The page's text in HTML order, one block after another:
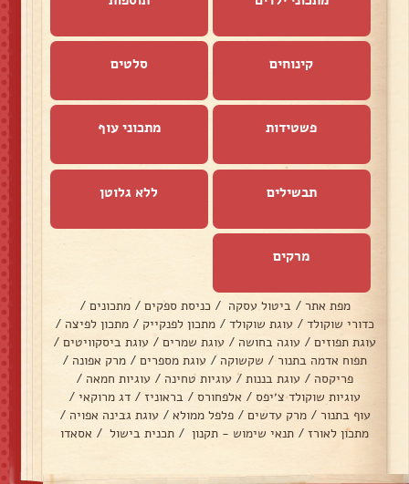
קינוחים סלטים
פשטידות מתכוני עוף
תבשילים ללא גלוטן
מרקים
מפת אתר / ביטול עסקה / כניסת ספקים / מתכונים /
כדורי שוקולד / עוגת שוקולד / מתכון לפנקייק / מתכון לפיצה /
עוגת תפוזים / עוגה בחושה / עוגת שמרים / עוגת ביסקוויטים /
תפוח אדמה בתנור/ שקשוקה / עוגת מספרים / מרק אפונה /
פריקסה / עוגת בננות / עוגיות טחינה / עוגיות חמאה /
עוגיות שוקולד צ׳יפס / אלפחורס / בראוניז / דג מרוקאי /
עוף בתנור / מרק עדשים / פלפל ממולא / עוגת גבינה אפויה /
מתכון לאורז / תנאי שימוש - תקנון / תכנית בישול / אסאדו